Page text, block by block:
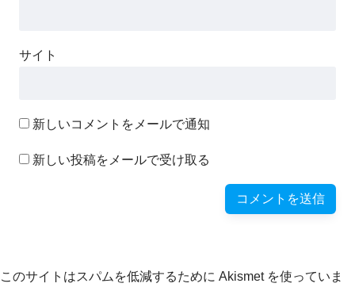
サイト
新しいコメントをメールで通知
新しい投稿をメールで受け取る
このサイトはスパムを低減するために Akismet を使っていま